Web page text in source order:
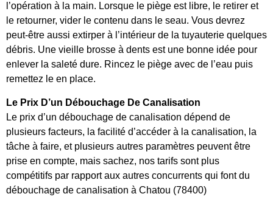
l’opération à la main. Lorsque le piège est libre, le retirer et
le retourner, vider le contenu dans le seau. Vous devrez
peut-être aussi extirper à l’intérieur de la tuyauterie quelques
débris. Une vieille brosse à dents est une bonne idée pour
enlever la saleté dure. Rincez le piège avec de l’eau puis
remettez le en place.
Le Prix D’un Débouchage De Canalisation
Le prix d’un débouchage de canalisation dépend de
plusieurs facteurs, la facilité d’accéder à la canalisation, la
tâche à faire, et plusieurs autres paramètres peuvent être
prise en compte, mais sachez, nos tarifs sont plus
compétitifs par rapport aux autres concurrents qui font du
débouchage de canalisation à Chatou (78400)